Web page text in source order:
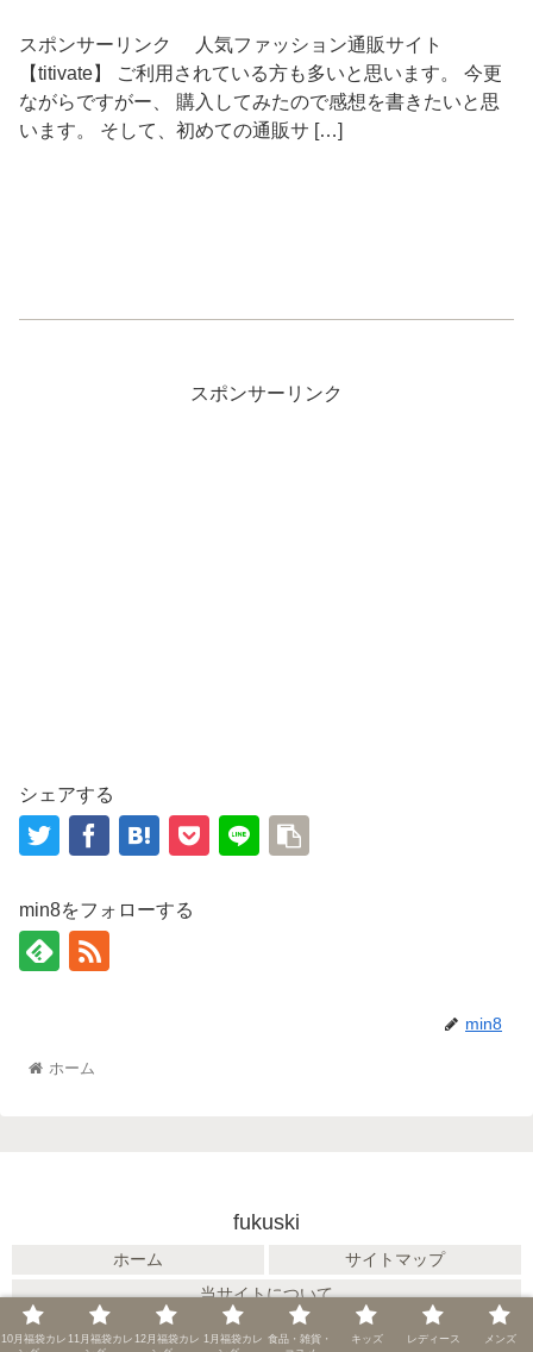
スポンサーリンク 人気ファッション通販サイト
【titivate】 ご利用されている方も多いと思います。 今更
ながらですがー、 購入してみたので感想を書きたいと思
います。 そして、初めての通販サ […]
スポンサーリンク
シェアする
min8をフォローする
min8
ホーム
fukuski
ホーム
サイトマップ
当サイトについて
© 2015 fukuski.
10月福袋カレ 11月福袋カレ 12月福袋カレ 1月福袋カレ 食品・雑貨・
キッズ レディース メンズ